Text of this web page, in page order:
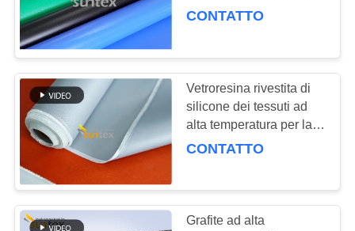
CONTATTACI
CHIEDI UN
PREVENTIVO
MAPPA
DEL
SITO
silicone per applicazioni
CONTATTO
Vetroresina rivestita di
silicone dei tessuti ad
alta temperatura per la
presa d'aria del tessuto
CONTATTO
Grafite ad alta